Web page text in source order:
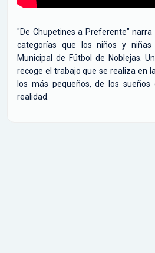
"De Chupetines a Preferente"
categorías que los niños y
Municipal de Fútbol de Noblejas.
recoge el trabajo que se realiza en
los más pequeños, de los sueños
realidad.